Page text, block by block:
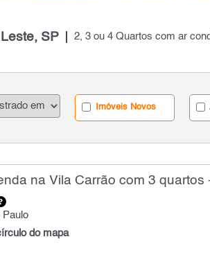
SP 2, 3 ou 4 Quartos com ar
Imóveis Novos
na Vila Carrão com 3 quartos
Paulo
do mapa